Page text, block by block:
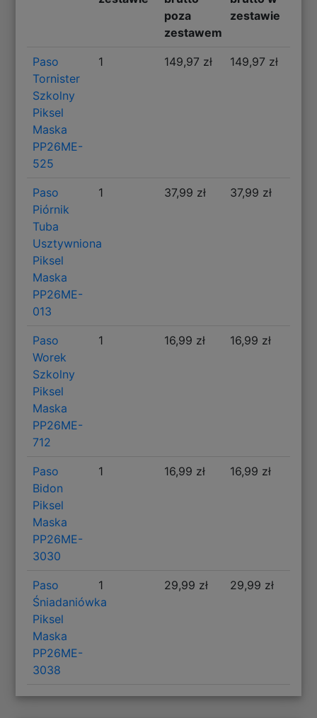
poza
zestawem
zestawie
Paso
Tornister
Szkolny
Piksel
Maska
PP26ME-
525
1 149,97 zł 149,97 zł
Paso
Piórnik
Tuba
Usztywniona
Piksel
Maska
PP26ME-
013
1 37,99 zł 37,99 zł
Paso
Worek
Szkolny
Piksel
Maska
PP26ME-
712
1 16,99 zł 16,99 zł
Paso
Bidon
Piksel
Maska
PP26ME-
3030
1 16,99 zł 16,99 zł
Paso
Śniadaniówka
Piksel
Maska
PP26ME-
3038
1 29,99 zł 29,99 zł